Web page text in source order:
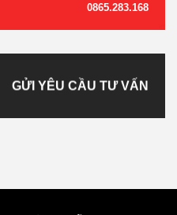
0865.283.168
GỬI YÊU CẦU TƯ VẤN